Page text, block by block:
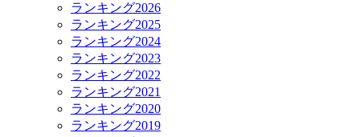
ランキング2026
ランキング2025
ランキング2024
ランキング2023
ランキング2022
ランキング2021
ランキング2020
ランキング2019